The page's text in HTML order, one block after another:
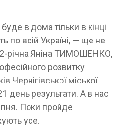
відома тільки в кінці
по всій Україні, — ще не
42-річна Яніна ТИМОШЕНКО,
розвитку
Чернігівської міської
день результати. А в нас
Поки пройде
усе.